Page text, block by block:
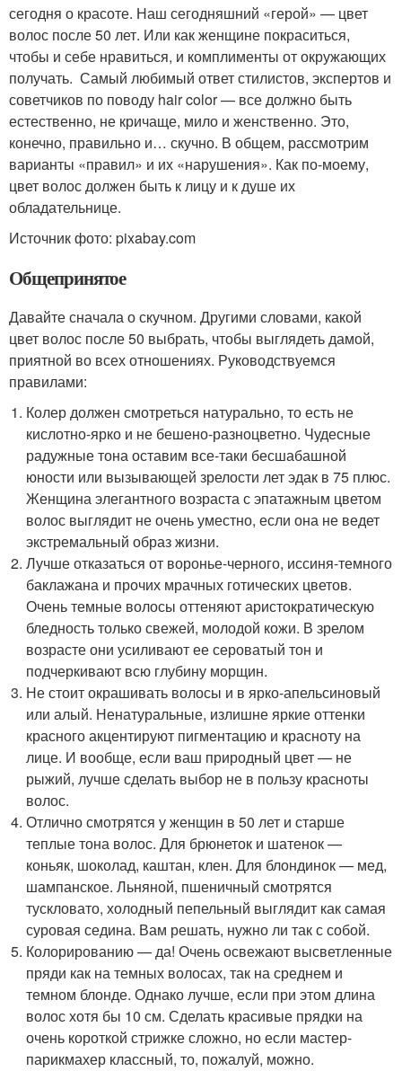
сегодня о красоте. Наш сегодняшний «герой» — цвет
волос после 50 лет. Или как женщине покраситься,
чтобы и себе нравиться, и комплименты от окружающих
получать. Самый любимый ответ стилистов, экспертов и
советчиков по поводу hair color — все должно быть
естественно, не кричаще, мило и женственно. Это,
конечно, правильно и… скучно. В общем, рассмотрим
варианты «правил» и их «нарушения». Как по-моему,
цвет волос должен быть к лицу и к душе их
обладательнице.
Источник фото: pixabay.com
Общепринятое
Давайте сначала о скучном. Другими словами, какой
цвет волос после 50 выбрать, чтобы выглядеть дамой,
приятной во всех отношениях. Руководствуемся
правилами:
Колер должен смотреться натурально, то есть не
кислотно-ярко и не бешено-разноцветно. Чудесные
радужные тона оставим все-таки бесшабашной
юности или вызывающей зрелости лет эдак в 75 плюс.
Женщина элегантного возраста с эпатажным цветом
волос выглядит не очень уместно, если она не ведет
экстремальный образ жизни.
Лучше отказаться от воронье-черного, иссиня-темного
баклажана и прочих мрачных готических цветов.
Очень темные волосы оттеняют аристократическую
бледность только свежей, молодой кожи. В зрелом
возрасте они усиливают ее сероватый тон и
подчеркивают всю глубину морщин.
Не стоит окрашивать волосы и в ярко-апельсиновый
или алый. Ненатуральные, излишне яркие оттенки
красного акцентируют пигментацию и красноту на
лице. И вообще, если ваш природный цвет — не
рыжий, лучше сделать выбор не в пользу красноты
волос.
Отлично смотрятся у женщин в 50 лет и старше
теплые тона волос. Для брюнеток и шатенок —
коньяк, шоколад, каштан, клен. Для блондинок — мед,
шампанское. Льняной, пшеничный смотрятся
тускловато, холодный пепельный выглядит как самая
суровая седина. Вам решать, нужно ли так с собой.
Колорированию — да! Очень освежают высветленные
пряди как на темных волосах, так на среднем и
темном блонде. Однако лучше, если при этом длина
волос хотя бы 10 см. Сделать красивые прядки на
очень короткой стрижке сложно, но если мастер-
парикмахер классный, то, пожалуй, можно.